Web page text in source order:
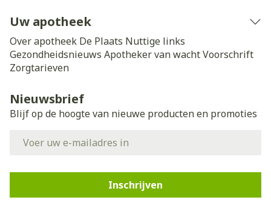
Uw apotheek
Over apotheek De Plaats Nuttige links
Gezondheidsnieuws Apotheker van wachtVoorschrift
Zorgtarieven
Nieuwsbrief
Blijf op de hoogte van nieuwe producten en promoties
Inschrijven